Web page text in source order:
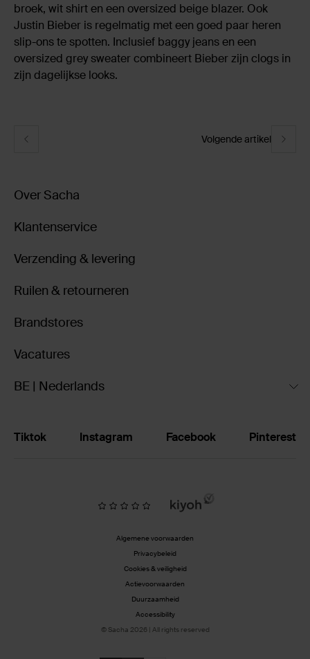
broek, wit shirt en een oversized beige blazer. Ook
Justin Bieber is regelmatig met een goed paar heren
slip-ons te spotten. Inclusief baggy jeans en een
oversized grey sweater combineert Bieber zijn clogs in
zijn dagelijkse looks.
Volgende artikel
Over Sacha
Klantenservice
Verzending & levering
Ruilen & retourneren
Brandstores
Vacatures
BE | Nederlands
Tiktok Instagram Facebook Pinterest
Algemene voorwaarden
Privacybeleid
Cookies & veiligheid
Actievoorwaarden
Duurzaamheid
Accessibility
© Sacha 2026 | All rights reserved